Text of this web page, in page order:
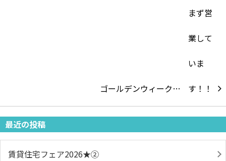
ゴールデンウィーク…
最近の投稿
賃貸住宅フェア2026★➁